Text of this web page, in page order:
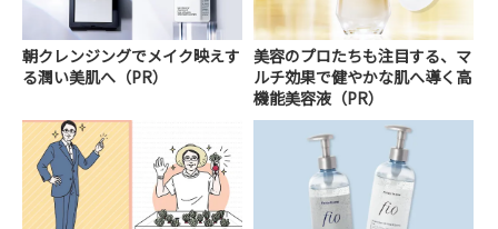
朝クレンジングでメイク映えす
る潤い美肌へ（PR）
美容のプロたちも注目する、マ
ルチ効果で健やかな肌へ導く高
機能美容液（PR）